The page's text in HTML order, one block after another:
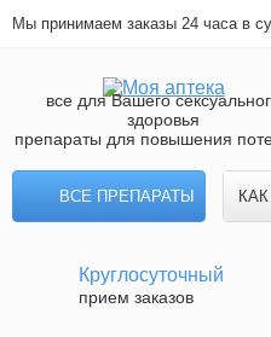
Мы принимаем заказы 24 часа в
все для Вашего
здоровья
препараты для повышения
ВСЕ ПРЕПАРАТЫ
Круглосуточный
прием заказов